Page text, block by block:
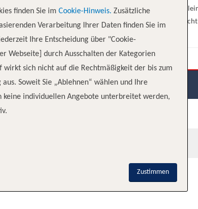
für Familientreffen, Ausflüge mit Freunden oder
die bislang noch von keinem Celebrity-Schiff
Deck
finden Sie im Cookie-Hinweis. Zusätzliche
Verarbeitung Ihrer Daten finden Sie im
Ihre Entscheidung über "Cookie-
Webseite] durch Ausschalten der Kategorien
sich nicht auf die Rechtmäßigkeit der bis zum
Soweit Sie „Ablehnen“ wählen und Ihre
keine individuellen Angebote unterbreitet werden,
Zustimmen